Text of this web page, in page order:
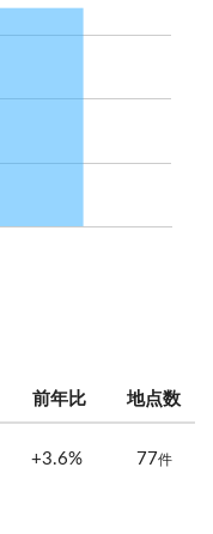
前年比 地点数
+3.6% 77件